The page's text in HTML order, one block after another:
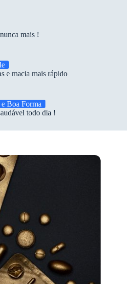
mais !
e macia mais rápido
Boa Forma
todo dia !